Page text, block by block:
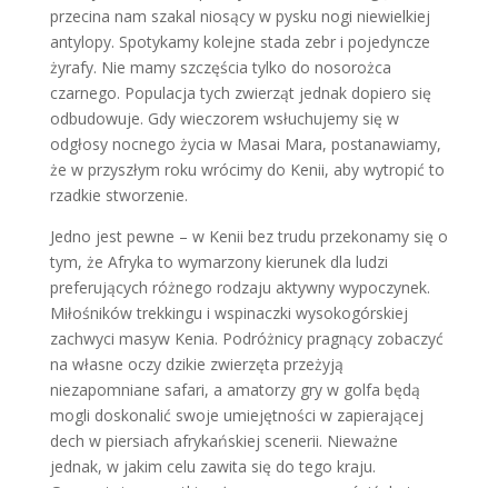
przecina nam szakal niosący w pysku nogi niewielkiej
antylopy. Spotykamy kolejne stada zebr i pojedyncze
żyrafy. Nie mamy szczęścia tylko do nosorożca
czarnego. Populacja tych zwierząt jednak dopiero się
odbudowuje. Gdy wieczorem wsłuchujemy się w
odgłosy nocnego życia w Masai Mara, postanawiamy,
że w przyszłym roku wrócimy do Kenii, aby wytropić to
rzadkie stworzenie.
Jedno jest pewne – w Kenii bez trudu przekonamy się o
tym, że Afryka to wymarzony kierunek dla ludzi
preferujących różnego rodzaju aktywny wypoczynek.
Miłośników trekkingu i wspinaczki wysokogórskiej
zachwyci masyw Kenia. Podróżnicy pragnący zobaczyć
na własne oczy dzikie zwierzęta przeżyją
niezapomniane safari, a amatorzy gry w golfa będą
mogli doskonalić swoje umiejętności w zapierającej
dech w piersiach afrykańskiej scenerii. Nieważne
jednak, w jakim celu zawita się do tego kraju.